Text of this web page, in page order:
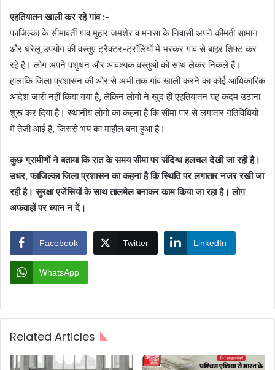
एहतियातन खाली कर रहे गांव :-
फाजिल्का के सीमावर्ती गांव मुहार जमशेर व मनसा के निवासी अपने कीमती सामान
और घरेलू उपयोग की वस्तुएं ट्रैक्टर-ट्रॉलियों में भरकर गांव से बाहर शिफ्ट कर
रहे हैं। लोग अपने पशुधन और आवश्यक वस्तुओं को साथ लेकर निकले हैं।
हालांकि जिला प्रशासन की ओर से अभी तक गांव खाली करने का कोई आधिकारिक
आदेश जारी नहीं किया गया है, लेकिन लोगों ने खुद ही एहतियातन यह कदम उठाना
शुरू कर दिया है। स्थानीय लोगों का कहना है कि सीमा पार से लगातार गतिविधियों
में तेजी आई है, जिससे भय का माहौल बना हुआ है।
कुछ ग्रामीणों ने बताया कि रात के समय सीमा पर संदिग्ध हलचल देखी जा रही है।
उधर, फाजिल्का जिला प्रशासन का कहना है कि स्थिति पर लगातार नजर रखी जा
रही है। सुरक्षा एजेंसियों के साथ तालमेल बनाकर काम किया जा रहा है। लोग
अफवाहों पर ध्यान न दें।
Facebook Twitter LinkedIn
WhatsApp
Related Articles